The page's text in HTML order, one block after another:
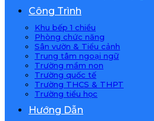
Công Trình
Khu bếp 1 chiều
Phòng chức năng
Sân vườn & Tiểu cảnh
Trung tâm ngoại ngữ
Trường mầm non
Trường quốc tế
Trường THCS & THPT
Trường tiểu học
Hướng Dẫn